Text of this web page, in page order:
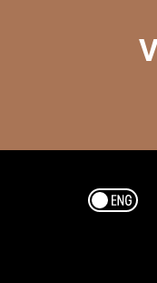
Esp/Eng